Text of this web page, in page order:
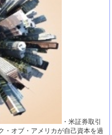
・米証券取引
・オブ・アメリカが自己資本を過